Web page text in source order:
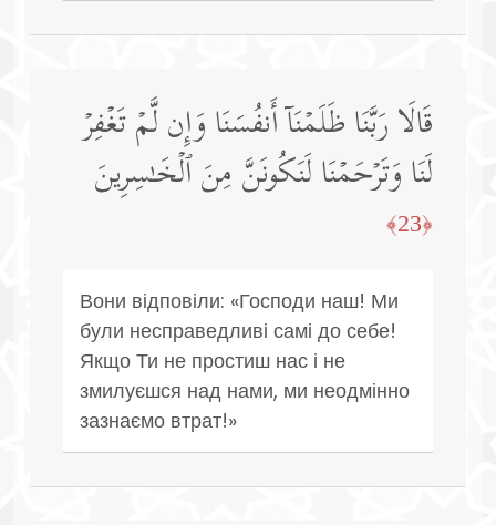
قَالَا رَبَّنَا ظَلَمۡنَاۤ أَنفُسَنَا وَإِن لَّمۡ تَغۡفِرۡ
لَنَا وَتَرۡحَمۡنَا لَنَكُونَنَّ مِنَ ٱلۡخَـٰسِرِینَ
﴿23﴾
Вони відповіли: «Господи наш! Ми
були несправедливі самі до себе!
Якщо Ти не простиш нас і не
змилуєшся над нами, ми неодмінно
зазнаємо втрат!»